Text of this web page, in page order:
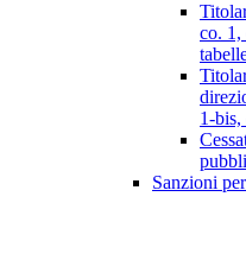
co. 1,
1-
Sanzioni